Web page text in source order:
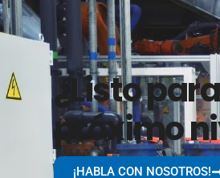
¿Listo
próximo
¡HABLA CON NOSOTROS!